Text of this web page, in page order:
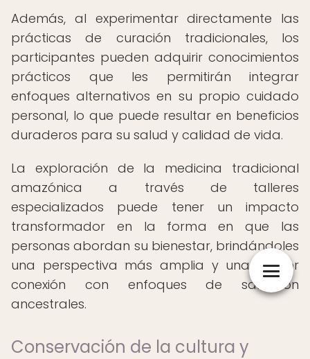
Además, al experimentar directamente las
prácticas de curación tradicionales, los
participantes pueden adquirir conocimientos
prácticos que les permitirán integrar
enfoques alternativos en su propio cuidado
personal, lo que puede resultar en beneficios
duraderos para su salud y calidad de vida.
La exploración de la medicina tradicional
amazónica a través de talleres
especializados puede tener un impacto
transformador en la forma en que las
personas abordan su bienestar, brindándoles
una perspectiva más amplia y una mayor
conexión con enfoques de sanación
ancestrales.
Conservación de la cultura y